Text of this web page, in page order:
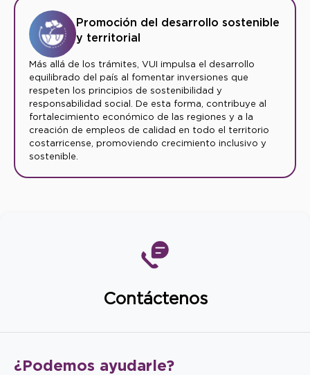
Promoción del desarrollo sostenible
y territorial
Más allá de los trámites, VUI impulsa el desarrollo
equilibrado del país al fomentar inversiones que
respeten los principios de sostenibilidad y
responsabilidad social. De esta forma, contribuye al
fortalecimiento económico de las regiones y a la
creación de empleos de calidad en todo el territorio
costarricense, promoviendo crecimiento inclusivo y
sostenible.
Contáctenos
¿Podemos ayudarle?